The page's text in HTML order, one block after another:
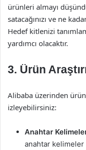
ürünleri almayı
satacağınızı ve ne
Hedef kitlenizi
yardımcı olacaktır.
3. Ürün
Alibaba üzerinden ürün
izleyebilirsiniz:
Anahtar
anahtar kelimeler